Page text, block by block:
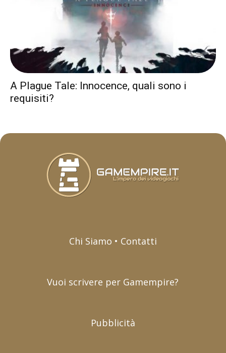
A Plague Tale: Innocence, quali sono i
requisiti?
Chi Siamo • Contatti
Vuoi scrivere per Gamempire?
Pubblicità